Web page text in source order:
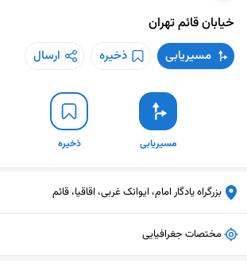
خیابان قائمتهران
مسیریابی ذخیره ارسال
مسیریابی ذخیره
بزرگراه یادگار امام، ایوانک غربی، اقاقیا، قائم
مختصات جغرافیایی